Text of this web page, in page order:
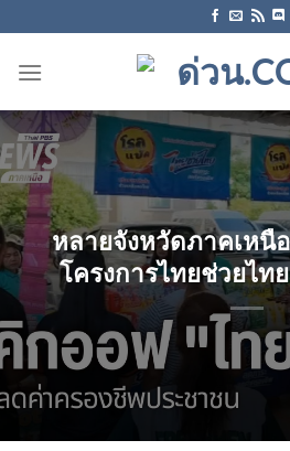
ไป
หลายจังหวัดภาคเหนื
โครงการไทยช่วยไท